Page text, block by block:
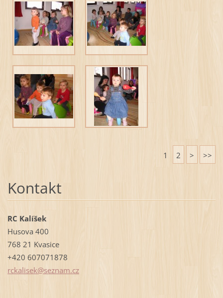
1 2 > >>
Kontakt
RC Kalíšek
Husova 400
768 21 Kvasice
+420 607071878
rckalisek@seznam.cz